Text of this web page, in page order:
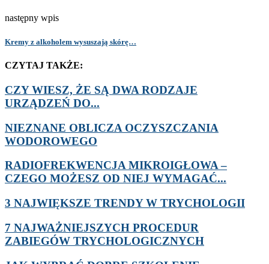
następny wpis
Kremy z alkoholem wysuszają skórę…
CZYTAJ TAKŻE:
CZY WIESZ, ŻE SĄ DWA RODZAJE
URZĄDZEŃ DO...
NIEZNANE OBLICZA OCZYSZCZANIA
WODOROWEGO
RADIOFREKWENCJA MIKROIGŁOWA –
CZEGO MOŻESZ OD NIEJ WYMAGAĆ...
3 NAJWIĘKSZE TRENDY W TRYCHOLOGII
7 NAJWAŻNIEJSZYCH PROCEDUR
ZABIEGÓW TRYCHOLOGICZNYCH